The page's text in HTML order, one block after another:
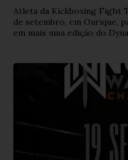
Atleta da Kickboxing Fight
de setembro, em Ourique,
em mais uma edição do